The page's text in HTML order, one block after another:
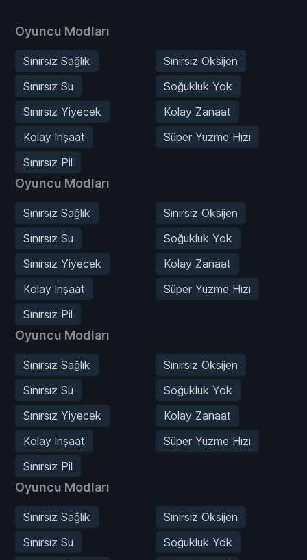
Oyuncu Modları
Sınırsız Sağlık
Sınırsız Oksijen
Sınırsız Su
Soğukluk Yok
Sınırsız Yiyecek
Kolay Zanaat
Kolay İnşaat
Süper Yüzme Hızı
Sınırsız Pil
Oyuncu Modları
Sınırsız Sağlık
Sınırsız Oksijen
Sınırsız Su
Soğukluk Yok
Sınırsız Yiyecek
Kolay Zanaat
Kolay İnşaat
Süper Yüzme Hızı
Sınırsız Pil
Oyuncu Modları
Sınırsız Sağlık
Sınırsız Oksijen
Sınırsız Su
Soğukluk Yok
Sınırsız Yiyecek
Kolay Zanaat
Kolay İnşaat
Süper Yüzme Hızı
Sınırsız Pil
Oyuncu Modları
Sınırsız Sağlık
Sınırsız Oksijen
Sınırsız Su
Soğukluk Yok